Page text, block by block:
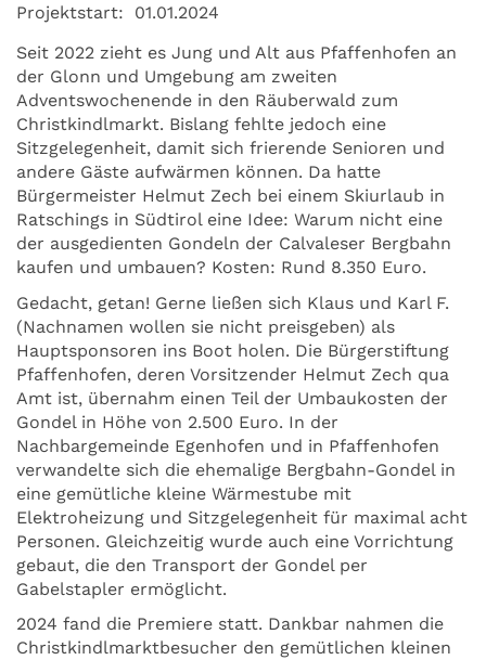
Projektstart:
01.01.2024
Seit 2022 zieht es Jung und Alt aus Pfaffenhofen an
der Glonn und Umgebung am zweiten
Adventswochenende in den Räuberwald zum
Christkindlmarkt. Bislang fehlte jedoch eine
Sitzgelegenheit, damit sich frierende Senioren und
andere Gäste aufwärmen können. Da hatte
Bürgermeister Helmut Zech bei einem Skiurlaub in
Ratschings in Südtirol eine Idee: Warum nicht eine
der ausgedienten Gondeln der Calvaleser Bergbahn
kaufen und umbauen? Kosten: Rund 8.350 Euro.
Gedacht, getan! Gerne ließen sich Klaus und Karl F.
(Nachnamen wollen sie nicht preisgeben) als
Hauptsponsoren ins Boot holen. Die Bürgerstiftung
Pfaffenhofen, deren Vorsitzender Helmut Zech qua
Amt ist, übernahm einen Teil der Umbaukosten der
Gondel in Höhe von 2.500 Euro. In der
Nachbargemeinde Egenhofen und in Pfaffenhofen
verwandelte sich die ehemalige Bergbahn-Gondel in
eine gemütliche kleine Wärmestube mit
Elektroheizung und Sitzgelegenheit für maximal acht
Personen. Gleichzeitig wurde auch eine Vorrichtung
gebaut, die den Transport der Gondel per
Gabelstapler ermöglicht.
2024 fand die Premiere statt. Dankbar nahmen die
Christkindlmarktbesucher den gemütlichen kleinen